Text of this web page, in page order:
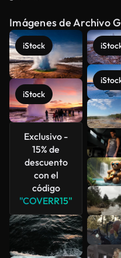
Imágenes de Archivo
iStock
iStock
Exclusivo -
15% de
descuento
con el
código
"COVERR15"